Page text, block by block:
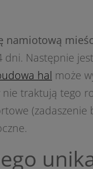
namiotową
Następnie
hal może
traktują tego